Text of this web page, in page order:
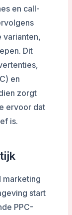
en call-
varianten,
Dit
en
zorgt
ervoor dat
is.
marketing
start
PPC-